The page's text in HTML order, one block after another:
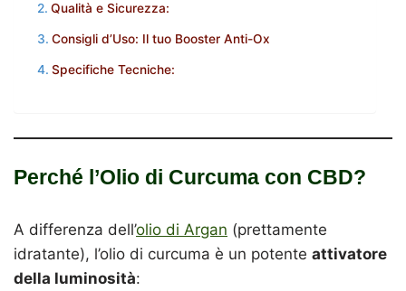
Qualità e Sicurezza:
Consigli d’Uso: Il tuo Booster Anti-Ox
Specifiche Tecniche:
Perché l’Olio di Curcuma con CBD?
A differenza dell’olio di Argan (prettamente
idratante), l’olio di curcuma è un potente attivatore
della luminosità: